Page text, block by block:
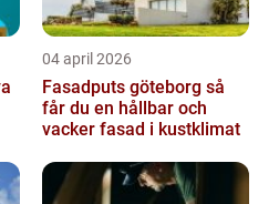
04 april 2026
Fasadputs göteborg så
får du en hållbar och
vacker fasad i kustklimat